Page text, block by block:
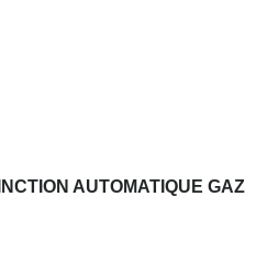
AUTOMATIQUE GAZ